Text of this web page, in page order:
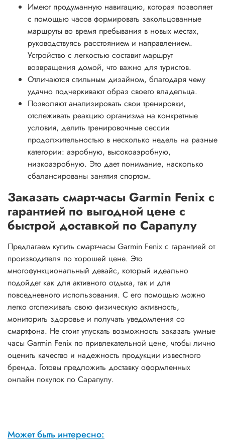
Имеют продуманную навигацию, которая позволяет
с помощью часов формировать закольцованные
маршруты во время пребывания в новых местах,
руководствуясь расстоянием и направлением.
Устройство с легкостью составит маршрут
возвращения домой, что важно для туристов.
Отличаются стильным дизайном, благодаря чему
удачно подчеркивают образ своего владельца.
Позволяют анализировать свои тренировки,
отслеживать реакцию организма на конкретные
условия, делить тренировочные сессии
продолжительностью в несколько недель на разные
категории: аэробную, высокоаэробную,
низкоаэробную. Это дает понимание, насколько
сбалансированы занятия спортом.
Заказать смарт-часы Garmin Fenix с
гарантией по выгодной цене с
быстрой доставкой по Сарапулу
Предлагаем купить смарт-часы Garmin Fenix с гарантией от
производителя по хорошей цене. Это
многофункциональный девайс, который идеально
подойдет как для активного отдыха, так и для
повседневного использования. С его помощью можно
легко отслеживать свою физическую активность,
мониторить здоровье и получать уведомления со
смартфона. Не стоит упускать возможность заказать умные
часы Garmin Fenix по привлекательной цене, чтобы лично
оценить качество и надежность продукции известного
бренда. Готовы предложить доставку оформленных
онлайн покупок по Сарапулу.
Может быть интересно: